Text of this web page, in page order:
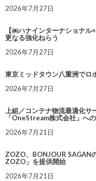
2026年7月27日
【㈱ハナインターナショナ
更なる強化ねらう
2026年7月27日
東京ミッドタウン八重洲でロ
2026年7月27日
上組／コンテナ物流最適化
「OneStream株式会社」へ
2026年7月21日
ZOZO、BONJOUR SAGAN
ZOZO」を提供開始
2026年7月21日